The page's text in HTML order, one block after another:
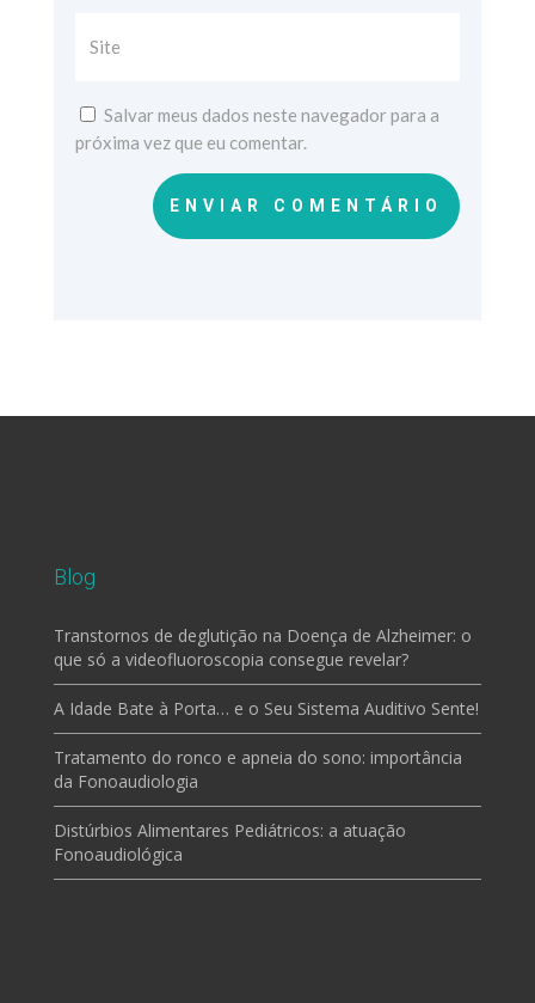
Salvar meus dados neste navegador para a
próxima vez que eu comentar.
ENVIAR COMENTÁRIO
Blog
Transtornos de deglutição na Doença de Alzheimer: o
que só a videofluoroscopia consegue revelar?
A Idade Bate à Porta… e o Seu Sistema Auditivo Sente!
Tratamento do ronco e apneia do sono: importância
da Fonoaudiologia
Distúrbios Alimentares Pediátricos: a atuação
Fonoaudiológica